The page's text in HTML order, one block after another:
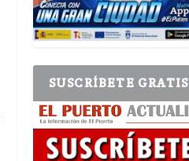
SUSCRÍBETE GRATIS